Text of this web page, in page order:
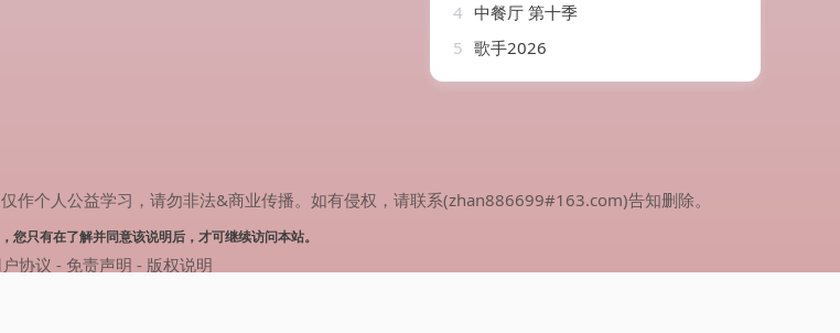
4 中餐厅 第十季
5 歌手2026
作个人公益学习，请勿非法&商业传播。如有侵权，请联系(zhan886699#163.com)告知删除。
您只有在了解并同意该说明后，才可继续访问本站。
协议 - 免责声明 - 版权说明